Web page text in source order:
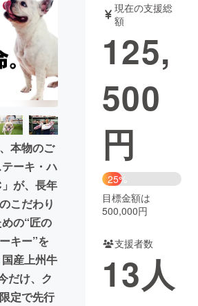
ー・ガジェット
書籍・雑誌
起業 チャレンジ
・地域活性化
Social Good
CAMPFIRE Creation
さと納税 machi-ya コミュニティ
本物のご
ーキ・ハ
が、長年
こだわり
の“匠の
キー”を
産上州牛
だけ、ク
定で先行
現在の支援総
額
125,
500
円
25%
目標金額は
500,000円
支援者数
13人